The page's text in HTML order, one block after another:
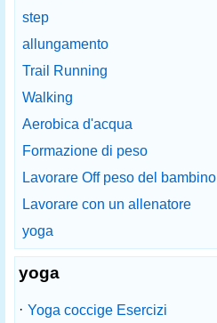
step
allungamento
Trail Running
Walking
Aerobica d'acqua
Formazione di peso
Lavorare Off peso del bambino
Lavorare con un allenatore
yoga
yoga
· Yoga coccige Esercizi